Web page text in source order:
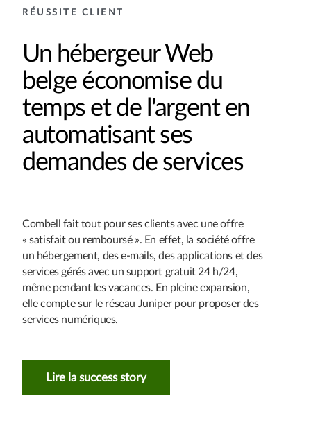
RÉUSSITE CLIENT
Un hébergeur Web
belge économise du
temps et de l'argent en
automatisant ses
demandes de services
Combell fait tout pour ses clients avec une offre
« satisfait ou remboursé ». En effet, la société offre
un hébergement, des e-mails, des applications et des
services gérés avec un support gratuit 24 h/24,
même pendant les vacances. En pleine expansion,
elle compte sur le réseau Juniper pour proposer des
services numériques.
Lire la success story